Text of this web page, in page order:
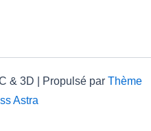
& 3D | Propulsé par Thème
Astra